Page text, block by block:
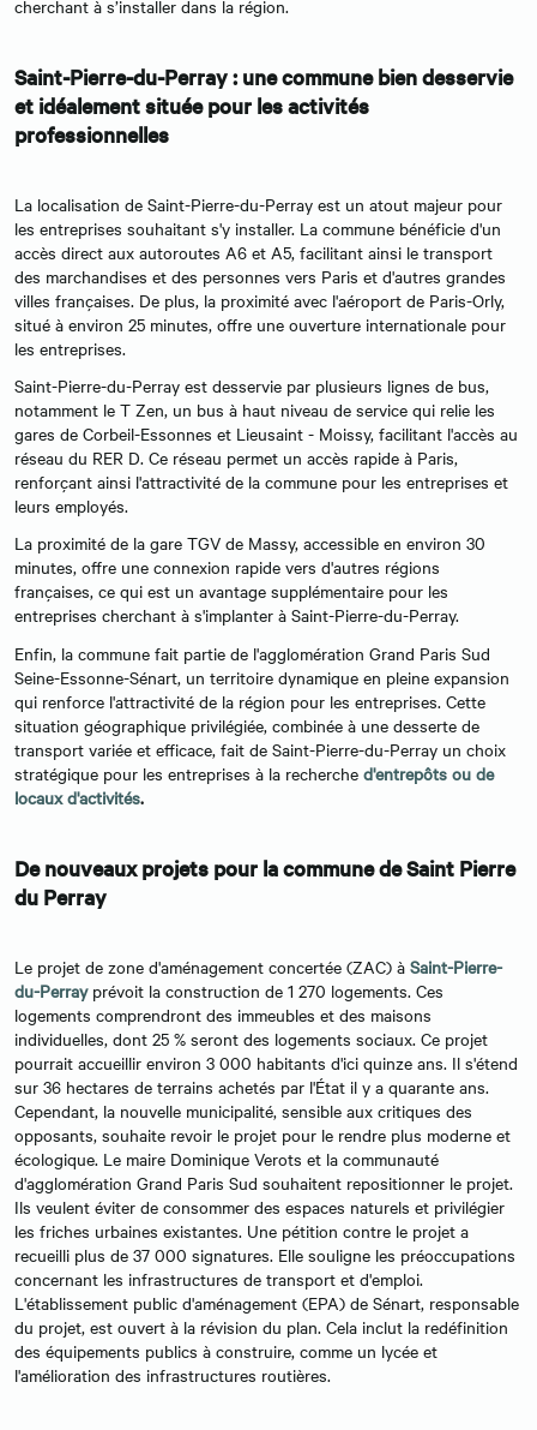
cherchant à s’installer dans la région.
Saint-Pierre-du-Perray : une commune bien desservie
et idéalement située pour les activités
professionnelles
La localisation de Saint-Pierre-du-Perray est un atout majeur pour
les entreprises souhaitant s'y installer. La commune bénéficie d'un
accès direct aux autoroutes A6 et A5, facilitant ainsi le transport
des marchandises et des personnes vers Paris et d'autres grandes
villes françaises. De plus, la proximité avec l'aéroport de Paris-Orly,
situé à environ 25 minutes, offre une ouverture internationale pour
les entreprises.
Saint-Pierre-du-Perray est desservie par plusieurs lignes de bus,
notamment le T Zen, un bus à haut niveau de service qui relie les
gares de Corbeil-Essonnes et Lieusaint - Moissy, facilitant l'accès au
réseau du RER D. Ce réseau permet un accès rapide à Paris,
renforçant ainsi l'attractivité de la commune pour les entreprises et
leurs employés.
La proximité de la gare TGV de Massy, accessible en environ 30
minutes, offre une connexion rapide vers d'autres régions
françaises, ce qui est un avantage supplémentaire pour les
entreprises cherchant à s'implanter à Saint-Pierre-du-Perray.
Enfin, la commune fait partie de l'agglomération Grand Paris Sud
Seine-Essonne-Sénart, un territoire dynamique en pleine expansion
qui renforce l'attractivité de la région pour les entreprises. Cette
situation géographique privilégiée, combinée à une desserte de
transport variée et efficace, fait de Saint-Pierre-du-Perray un choix
stratégique pour les entreprises à la recherche d'entrepôts ou de
locaux d'activités.
De nouveaux projets pour la commune de Saint Pierre
du Perray
Le projet de zone d'aménagement concertée (ZAC) à Saint-Pierre-
du-Perray prévoit la construction de 1 270 logements. Ces
logements comprendront des immeubles et des maisons
individuelles, dont 25 % seront des logements sociaux. Ce projet
pourrait accueillir environ 3 000 habitants d'ici quinze ans. Il s'étend
sur 36 hectares de terrains achetés par l'État il y a quarante ans.
Cependant, la nouvelle municipalité, sensible aux critiques des
opposants, souhaite revoir le projet pour le rendre plus moderne et
écologique. Le maire Dominique Verots et la communauté
d'agglomération Grand Paris Sud souhaitent repositionner le projet.
Ils veulent éviter de consommer des espaces naturels et privilégier
les friches urbaines existantes. Une pétition contre le projet a
recueilli plus de 37 000 signatures. Elle souligne les préoccupations
concernant les infrastructures de transport et d'emploi.
L'établissement public d'aménagement (EPA) de Sénart, responsable
du projet, est ouvert à la révision du plan. Cela inclut la redéfinition
des équipements publics à construire, comme un lycée et
l'amélioration des infrastructures routières.